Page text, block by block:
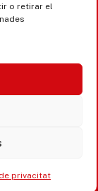
o retirar el
privacitat